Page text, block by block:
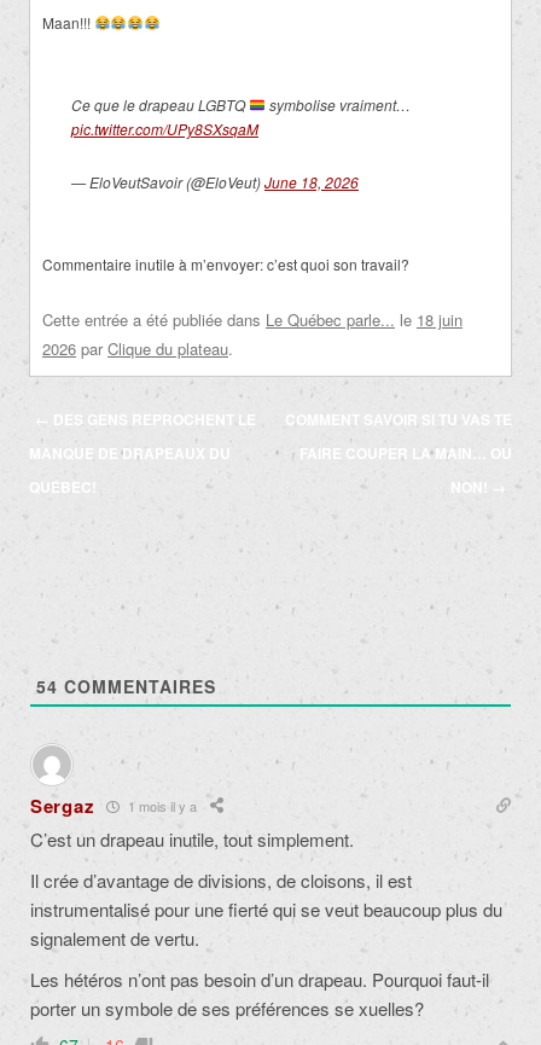
Maan!!!
Ce que le drapeau LGBTQ
symbolise vraiment…
pic.twitter.com/UPy8SXsqaM
— EloVeutSavoir (@EloVeut)June 18, 2026
Commentaire inutile à m’envoyer: c’est quoi son travail?
Cette entrée a été publiée dans Le Québec parle... le 18 juin
2026 par Clique du plateau.
Navigation
des
articles
← DES GENS REPROCHENT LE
MANQUE DE DRAPEAUX DU
QUÉBEC!
COMMENT SAVOIR SI TU VAS TE
FAIRE COUPER LA MAIN… OU
NON!
→
54 COMMENTAIRES
Sergaz 1 mois il y a
C’est un drapeau inutile, tout simplement.
Il crée d’avantage de divisions, de cloisons, il est
instrumentalisé pour une fierté qui se veut beaucoup plus du
signalement de vertu.
Les hétéros n’ont pas besoin d’un drapeau. Pourquoi faut-il
porter un symbole de ses préférences se xuelles?